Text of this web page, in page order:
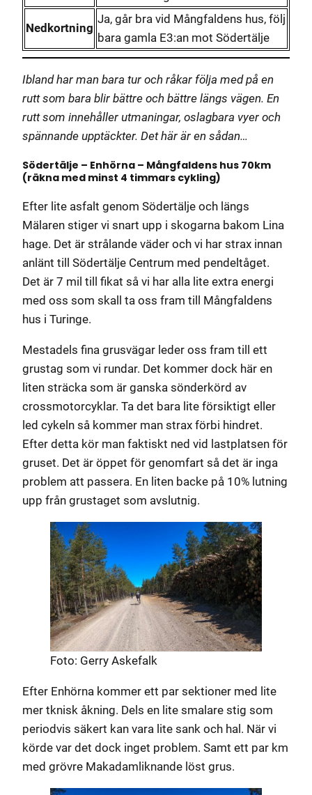
Nedkortning
Ja, går bra vid Mångfaldens hus, följ
bara gamla E3:an mot Södertälje
Ibland har man bara tur och råkar följa med på en
rutt som bara blir bättre och bättre längs vägen. En
rutt som innehåller utmaningar, oslagbara vyer och
spännande upptäckter. Det här är en sådan…
Södertälje – Enhörna – Mångfaldens hus 70km
(räkna med minst 4 timmars cykling)
Efter lite asfalt genom Södertälje och längs
Mälaren stiger vi snart upp i skogarna bakom Lina
hage. Det är strålande väder och vi har strax innan
anlänt till Södertälje Centrum med pendeltåget.
Det är 7 mil till fikat så vi har alla lite extra energi
med oss som skall ta oss fram till Mångfaldens
hus i Turinge.
Mestadels fina grusvägar leder oss fram till ett
grustag som vi rundar. Det kommer dock här en
liten sträcka som är ganska sönderkörd av
crossmotorcyklar. Ta det bara lite försiktigt eller
led cykeln så kommer man strax förbi hindret.
Efter detta kör man faktiskt ned vid lastplatsen för
gruset. Det är öppet för genomfart så det är inga
problem att passera. En liten backe på 10% lutning
upp från grustaget som avslutnig.
Foto: Gerry Askefalk
Efter Enhörna kommer ett par sektioner med lite
mer tknisk åkning. Dels en lite smalare stig som
periodvis säkert kan vara lite sank och hal. När vi
körde var det dock inget problem. Samt ett par km
med grövre Makadamliknande löst grus.